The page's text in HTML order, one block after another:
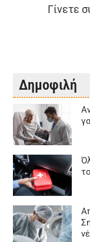
Γίνετε
Δημοφιλή